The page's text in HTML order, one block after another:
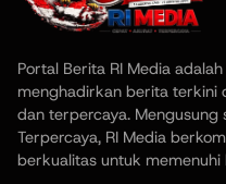
Portal Berita RI Media
menghadirkan berita terkini
dan terpercaya. Mengusung
Terpercaya, RI Media
berkualitas untuk